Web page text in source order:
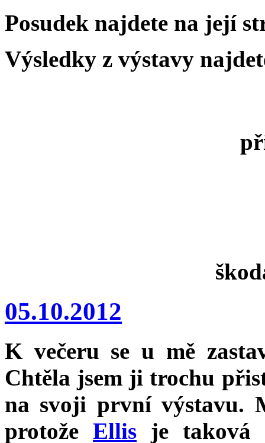
Posudek najdete na její
Výsledky z výstavy
05.10.2012
K večeru se u mě
Chtěla jsem ji trochu
na svoji první výstavu.
protože Ellis je taková